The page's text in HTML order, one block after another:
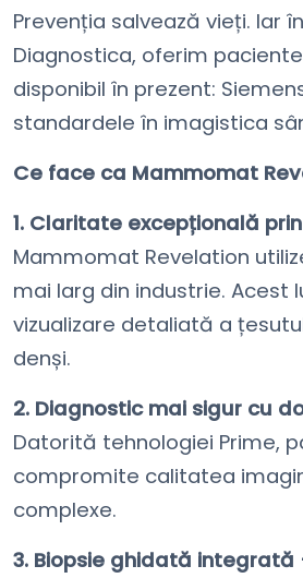
Prevenția salvează vieți. Iar
Diagnostica, oferim
disponibil în prezent:
standardele în imagistica
Ce face ca Mammomat
1. Claritate excepțională
Mammomat Revelation
mai larg din industrie.
vizualizare detaliată a
denși.
2. Diagnostic mai sigur cu
Datorită tehnologiei Prime,
compromite calitatea
complexe.
3. Biopsie ghidată